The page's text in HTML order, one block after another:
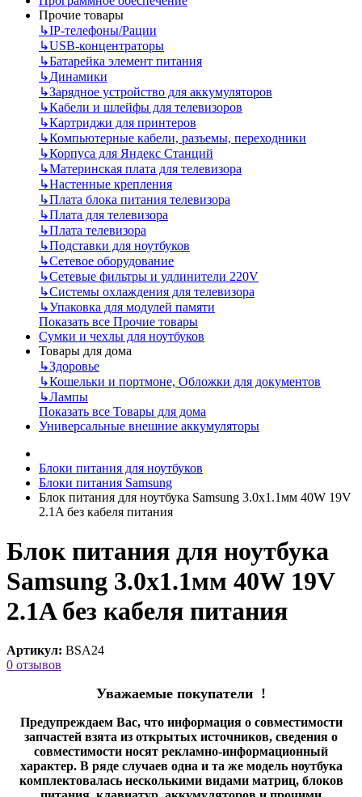
Прочие товары
↳IP‑телефоны/Рации
↳USB-концентраторы
↳Батарейка элемент питания
↳Динамики
↳Зарядное устройство для аккумуляторов
↳Кабели и шлейфы для телевизоров
↳Картриджи для принтеров
↳Компьютерные кабели, разъемы, переходники
↳Корпуса для Яндекс Станций
↳Материнская плата для телевизора
↳Настенные крепления
↳Плата блока питания телевизора
↳Плата для телевизора
↳Плата телевизора
↳Подставки для ноутбуков
↳Сетевое оборудование
↳Сетевые фильтры и удлинители 220V
↳Системы охлаждения для телевизора
↳Упаковка для модулей памяти
Показать все Прочие товары
Сумки и чехлы для ноутбуков
Товары для дома
↳Здоровье
↳Кошельки и портмоне, Обложки для документов
↳Лампы
Показать все Товары для дома
Универсальные внешние аккумуляторы
Блоки питания для ноутбуков
Блоки питания Samsung
Блок питания для ноутбука Samsung 3.0x1.1мм 40W 19V
2.1A без кабеля питания
Блок питания для ноутбука
Samsung 3.0x1.1мм 40W 19V
2.1A без кабеля питания
Артикул: BSA24
0 отзывов
Уважаемые покупатели !
Предупреждаем Вас, что информация о совместимости
запчастей взята из открытых источников, сведения о
совместимости носят рекламно-информационный
характер. В ряде случаев одна и та же модель ноутбука
комплектовалась несколькими видами матриц, блоков